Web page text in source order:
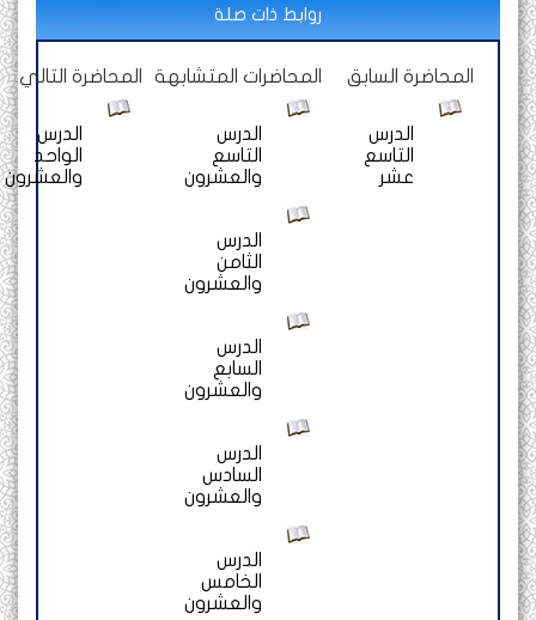
روابط ذات صلة
المحاضرة السابق
الدرس
التاسع
عشر
المحاضرات المتشابهة
الدرس
التاسع
والعشرون
الدرس
الثامن
والعشرون
الدرس
السابع
والعشرون
الدرس
السادس
والعشرون
الدرس
الخامس
والعشرون
المحاضرة التالي
الدرس
الواحد
والعشرون